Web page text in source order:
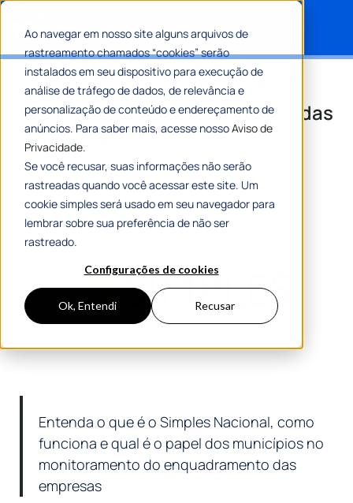
Ao navegar em nosso site alguns arquivos de
rastreamento chamados “cookies” serão
instalados em seu dispositivo para execução de
análise de tráfego de dados, de relevância e
personalização de conteúdo e endereçamento de
anúncios. Para saber mais, acesse nossoAviso de
Privacidade.
Se você recusar, suas informações não serão
rastreadas quando você acessar este site. Um
cookie simples será usado em seu navegador para
lembrar sobre sua preferência de não ser
rastreado.
Configurações de cookies
Ok, Entendi Recusar
Simples Nacional: o papel dos
municípios no enquadramento das
empresas
Por Gustavo Andrade
10 Fevereiro 2026
7 Min De Leitura
Entenda o que é o Simples Nacional, como
funciona e qual é o papel dos municípios no
monitoramento do enquadramento das
empresas